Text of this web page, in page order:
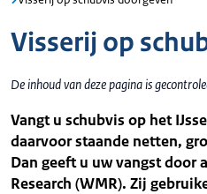
Visserij op
De inhoud van deze pagina is
Vangt u schubvis op het
daarvoor staande netten,
Dan geeft u uw vangst door
Research (WMR). Zij